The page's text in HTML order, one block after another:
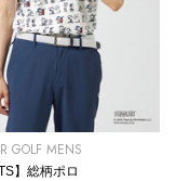
GOLF MENS
】総柄ポロ